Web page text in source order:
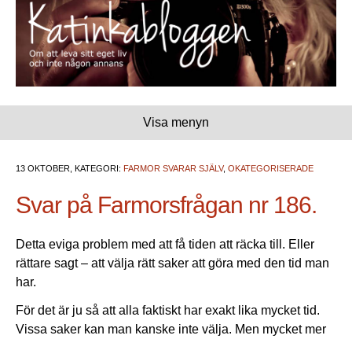
Visa menyn
13 OKTOBER, KATEGORI: FARMOR SVARAR SJÄLV, OKATEGORISERADE
Svar på Farmorsfrågan nr 186.
Detta eviga problem med att få tiden att räcka till. Eller
rättare sagt – att välja rätt saker att göra med den tid man
har.
För det är ju så att alla faktiskt har exakt lika mycket tid.
Vissa saker kan man kanske inte välja. Men mycket mer